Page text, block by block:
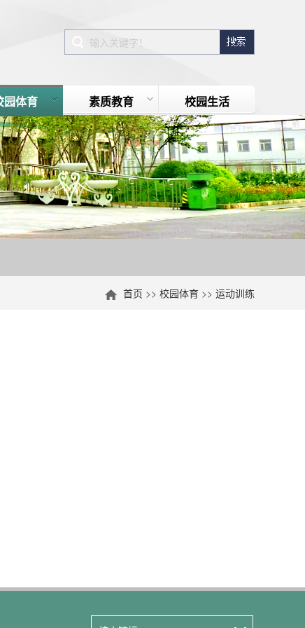
园体育 素质教育 校园生活
首页 >> 校园体育 >> 运动训练